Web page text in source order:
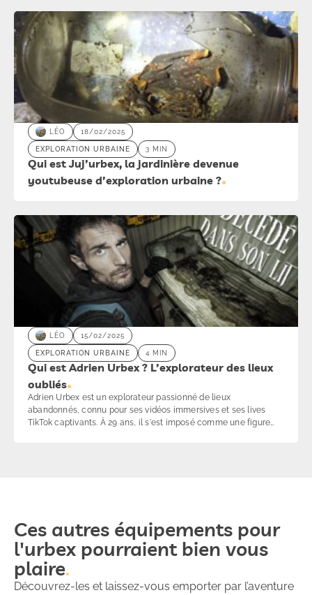
des indispensables pour l’urbex, inspirée des explorateurs
comme Le Grand JD ou Mamytwink.
LÉO 18/02/2025
EXPLORATION URBAINE 3 MIN
Qui est Juj’urbex, la jardinière devenue
youtubeuse d’exploration urbaine ?
LÉO 15/02/2025
EXPLORATION URBAINE 4 MIN
Qui est Adrien Urbex ? L’explorateur des lieux
oubliés
Adrien Urbex est un explorateur passionné de lieux
abandonnés, connu pour ses vidéos immersives et ses lives
TikTok captivants. À 29 ans, il s'est imposé comme une figure
Ces autres équipements pour
l'urbex pourraient bien vous
plaire
Découvrez-les et laissez-vous emporter par l’aventure